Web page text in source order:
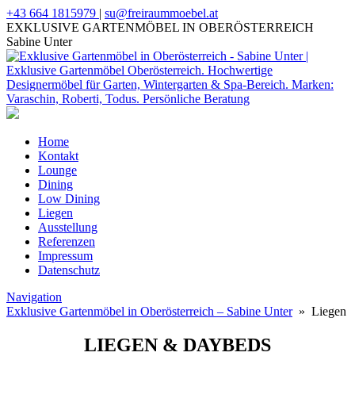
+43 664 1815979 | su@freiraummoebel.at
EXKLUSIVE GARTENMÖBEL IN OBERÖSTERREICH
Sabine Unter
Home
Kontakt
Lounge
Dining
Low Dining
Liegen
Ausstellung
Referenzen
Impressum
Datenschutz
Navigation
Exklusive Gartenmöbel in Oberösterreich – Sabine Unter» Liegen
LIEGEN & DAYBEDS